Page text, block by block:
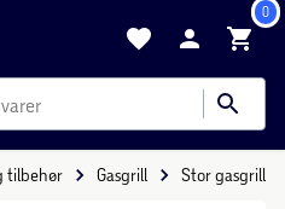
0
tilbehør Gasgrill Stor gasgrill